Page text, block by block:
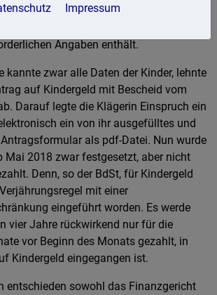
Die Verwendung eines Vordrucks
Angaben enthält.
kannte zwar alle Daten der Kinder, lehnte
auf Kindergeld mit Bescheid vom
Darauf legte die Klägerin Einspruch ein
ein von ihr ausgefülltes und
als pdf-Datei. Nun wurde
Mai 2018 zwar festgesetzt, aber nicht
Denn, so der BdSt, für Kindergeld
mit einer
eingeführt worden. Es werde
vier Jahre rückwirkend nur für die
vor Beginn des Monats gezahlt, in
Kindergeld eingegangen ist.
entschieden sowohl das Finanzgericht
Impressum